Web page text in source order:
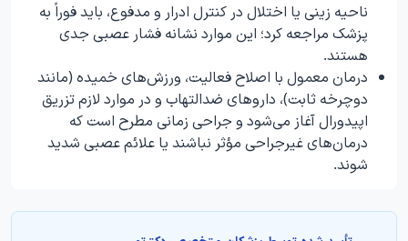
ناحیه زینی یا اختلال در کنترل ادرار و مدفوع، باید فوراً به
پزشک مراجعه کرد؛ این موارد نشانه فشار عصبی جدی
هستند.
درمان معمول با اصلاح فعالیت، ورزش‌های خمیده (مانند
دوچرخه ثابت)، داروهای ضدالتهاب و در موارد لازم تزریق
اپیدورال آغاز می‌شود و جراحی زمانی مطرح است که
درمان‌های غیرجراحی مؤثر نباشند یا علائم عصبی شدید
شوند.